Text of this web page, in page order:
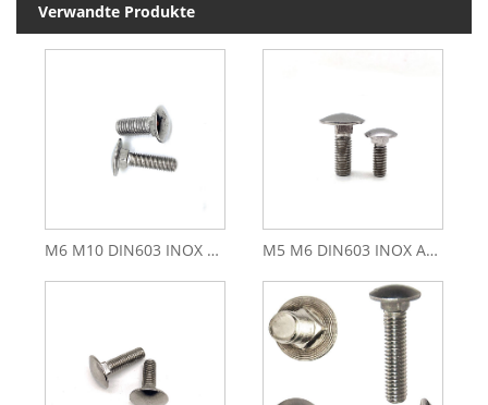
Verwandte Produkte
M6 M10 DIN603 INOX A4 Edelstahl 314 316 INOX A2 Schlossschraube M5 M6 DIN603 INOX A4 INOX A2 Edelstahl 314 316 Vierkantschlittenschraube